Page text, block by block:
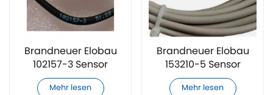
Brandneuer Elobau
102157-3 Sensor
Mehr lesen
Brandneuer Elobau
153210-5 Sensor
Mehr lesen